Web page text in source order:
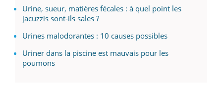
Urine, sueur, matières fécales : à quel point les
jacuzzis sont-ils sales ?
Urines malodorantes : 10 causes possibles
Uriner dans la piscine est mauvais pour les
poumons